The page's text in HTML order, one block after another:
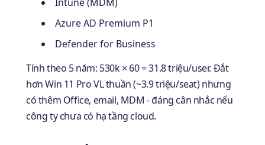
Intune (MDM)
Azure AD Premium P1
Defender for Business
Tính theo 5 năm: 530k × 60 = 31.8 triệu/user. Đắt
hơn Win 11 Pro VL thuần (~3.9 triệu/seat) nhưng
có thêm Office, email, MDM - đáng cân nhắc nếu
công ty chưa có hạ tầng cloud.